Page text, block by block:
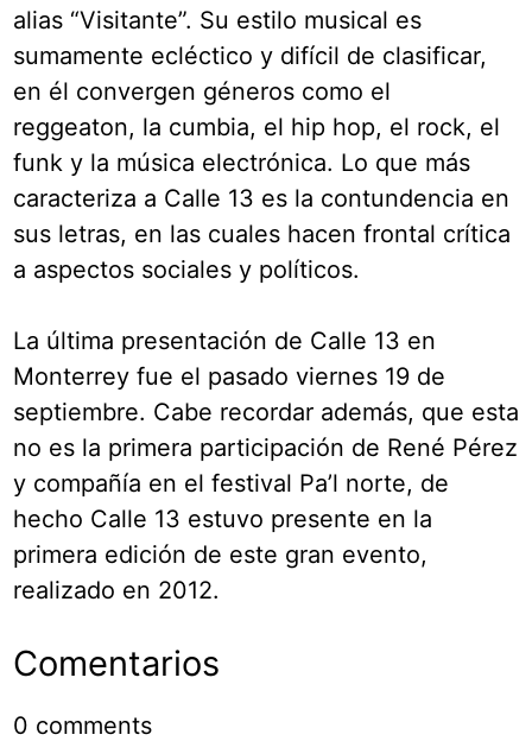
alias “Visitante”. Su estilo musical es
sumamente ecléctico y difícil de clasificar,
en él convergen géneros como el
reggeaton, la cumbia, el hip hop, el rock, el
funk y la música electrónica. Lo que más
caracteriza a Calle 13 es la contundencia en
sus letras, en las cuales hacen frontal crítica
a aspectos sociales y políticos.
La última presentación de Calle 13 en
Monterrey fue el pasado viernes 19 de
septiembre. Cabe recordar además, que esta
no es la primera participación de René Pérez
y compañía en el festival Pa’l norte, de
hecho Calle 13 estuvo presente en la
primera edición de este gran evento,
realizado en 2012.
Comentarios
0 comments